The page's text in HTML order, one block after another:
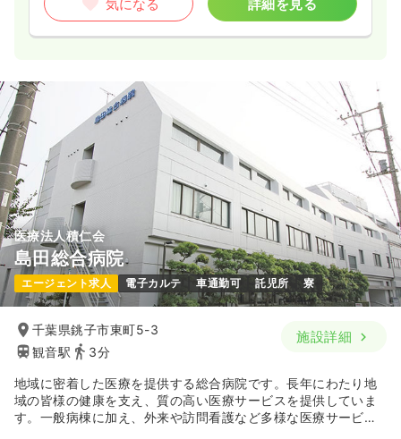
気になる 詳細を見る
医療法人積仁会
島田総合病院
エージェント求人 電子カルテ 車通勤可 託児所 寮
千葉県銚子市東町5-3
観音駅
3分
施設詳細
地域に密着した医療を提供する総合病院です。長年にわたり地
域の皆様の健康を支え、質の高い医療サービスを提供していま
す。一般病棟に加え、外来や訪問看護など多様な医療サービス